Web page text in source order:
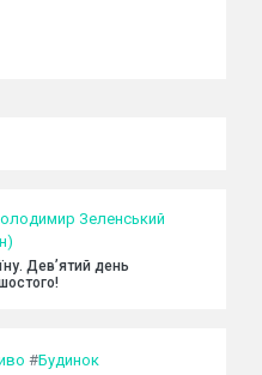
Зеленський
Дев’ятий день
#Будинок